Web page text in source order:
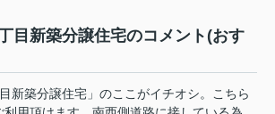
目新築分譲住宅のコメント(おす
新築分譲住宅」のここがイチオシ。こちら